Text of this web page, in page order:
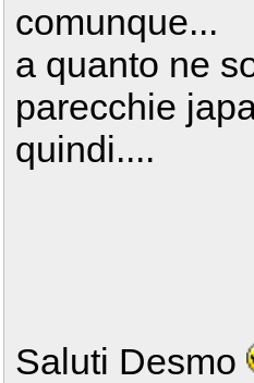
comunque...
a quanto ne
parecchie
quindi....
Saluti Desmo